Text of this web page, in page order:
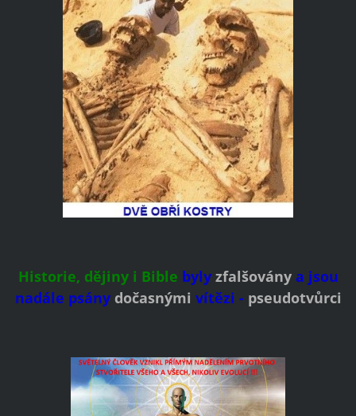
Historie, dějiny i Bible bylyzfalšoványa jsou
nadále psány dočasnými vítězi - pseudotvůrci